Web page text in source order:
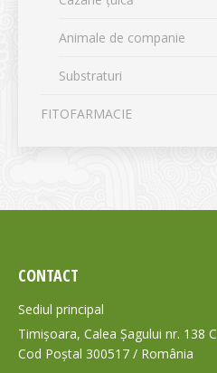
Animale de companie
Substraturi
FITOFARMACIE
CONTACT
Sediul principal
Timișoara, Calea Șagului nr. 138 C
Cod Poștal 300517 / România